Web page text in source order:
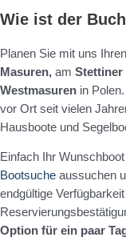
Wie ist der
Planen Sie mit uns
Masuren, am Stettiner
Westmasuren in
vor Ort seit vielen
Hausboote und
Einfach Ihr
Bootsuche aussuchen
endgültige
Option für ein paar